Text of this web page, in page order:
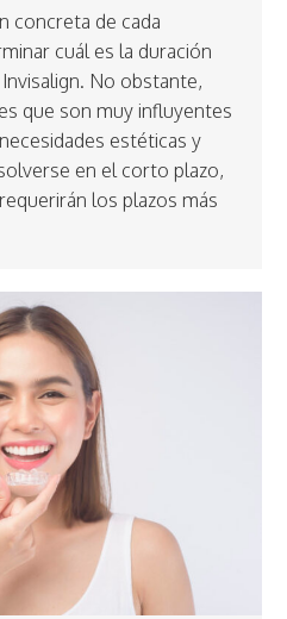
concreta de cada
cuál es la duración
No obstante,
que son muy influyentes
estéticas y
en el corto plazo,
los plazos más